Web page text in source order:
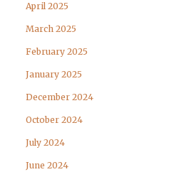
April 2025
March 2025
February 2025
January 2025
December 2024
October 2024
July 2024
June 2024